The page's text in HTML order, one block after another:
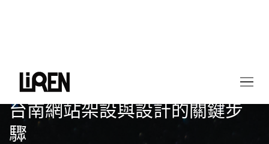
最新情報
台南網站架設與設計的關鍵步
驟